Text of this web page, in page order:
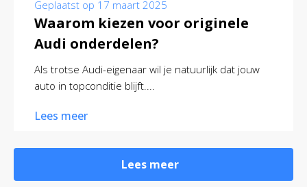
Geplaatst op 17 maart 2025
Waarom kiezen voor originele
Audi onderdelen?
Als trotse Audi-eigenaar wil je natuurlijk dat jouw
auto in topconditie blijft....
Lees meer
Lees meer